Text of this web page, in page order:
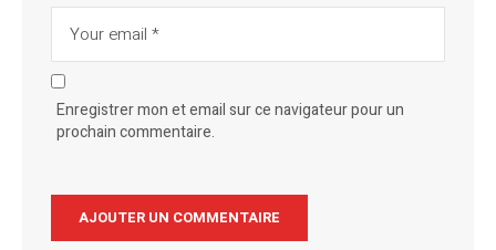
Enregistrer mon et email sur ce navigateur pour un
prochain commentaire.